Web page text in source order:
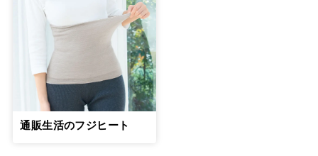
通販生活のフジヒート